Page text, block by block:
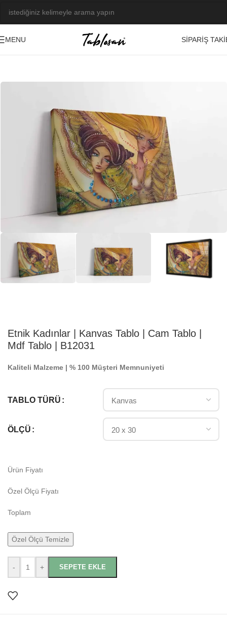
MENU
SIPARIŞ
Etnik Kadınlar | Kanvas Tablo | Cam Tablo |
Mdf Tablo | B12031
Kaliteli Malzeme | % 100 Müşteri Memnuniyeti
TABLO TÜRÜ
ÖLÇÜ
Ürün Fiyatı
Özel Ölçü Fiyatı
Toplam
Özel Ölçü Temizle
- + SEPETE EKLE